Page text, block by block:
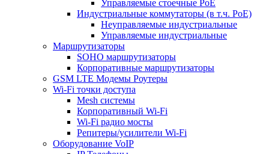
Управляемые стоечные PoE
Индустриальные коммутаторы (в т.ч. РоЕ)
Неуправляемые индустриальные
Управляемые индустриальные
Маршрутизаторы
SOHO маршрутизаторы
Корпоративные маршрутизаторы
GSM LTE Модемы Роутеры
Wi-Fi точки доступа
Mesh системы
Корпоративный Wi-Fi
Wi-Fi радио мосты
Репитеры/усилители Wi-Fi
Оборудование VoIP